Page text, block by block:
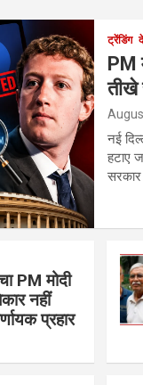
ट्रेंडिंग
PM
तीखे
नई
हटाए
सरकार
PM मोदी
नहीं
प्रहार